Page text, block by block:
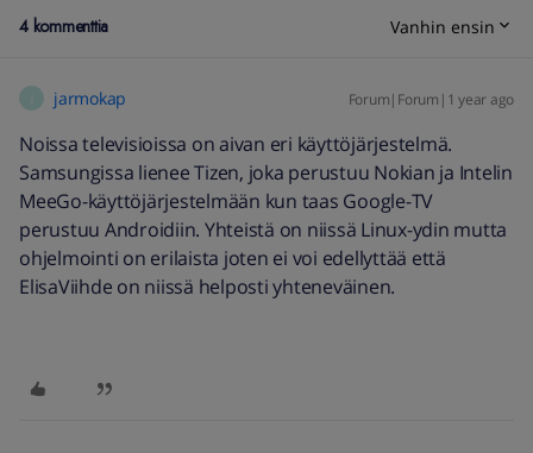
4 kommenttia Vanhin ensin
jarmokap Forum|Forum|1 year ago
Noissa televisioissa on aivan eri käyttöjärjestelmä.
Samsungissa lienee Tizen, joka perustuu Nokian ja Intelin
MeeGo-käyttöjärjestelmään kun taas Google-TV
perustuu Androidiin. Yhteistä on niissä Linux-ydin mutta
ohjelmointi on erilaista joten ei voi edellyttää että
ElisaViihde on niissä helposti yhteneväinen.